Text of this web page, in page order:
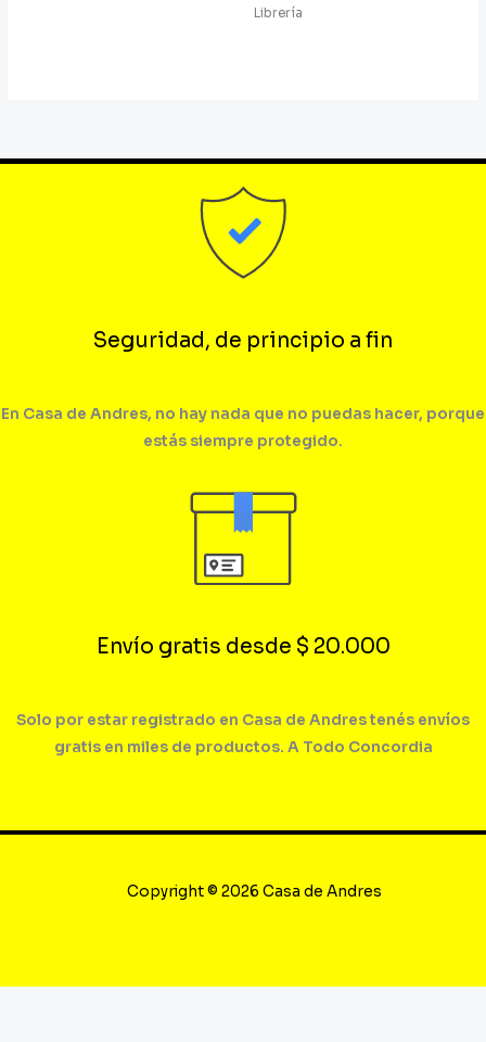
Librería
Seguridad, de principio a fin
En Casa de Andres, no hay nada que no puedas hacer, porque
estás siempre protegido.
Envío gratis desde $ 20.000
Solo por estar registrado en Casa de Andres tenés envíos
gratis en miles de productos. A Todo Concordia
Copyright © 2026 Casa de Andres